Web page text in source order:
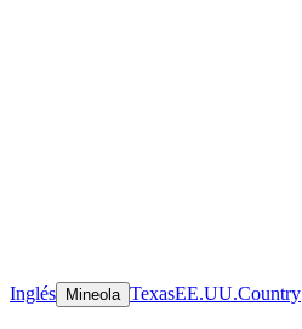
Inglés Mineola TexasEE.UU.Country